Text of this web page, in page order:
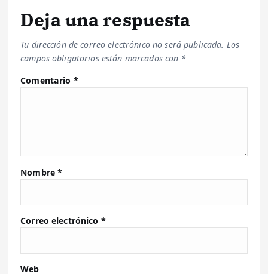
Deja una respuesta
Tu dirección de correo electrónico no será publicada. Los
campos obligatorios están marcados con *
Comentario *
Nombre*
Correo electrónico *
Web